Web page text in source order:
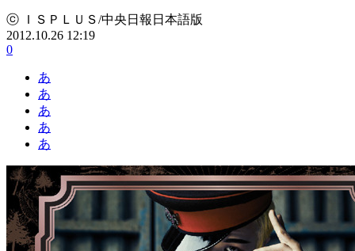
ⓒ ＩＳＰＬＵＳ/中央日報日本語版
2012.10.26 12:19
0
あ
あ
あ
あ
あ